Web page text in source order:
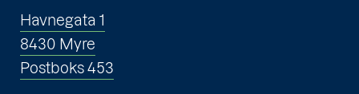
Havnegata 1
8430 Myre
Postboks 453